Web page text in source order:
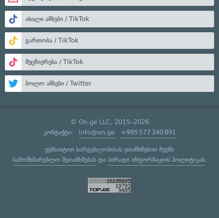
ახალი ამბები / TikTok
გართობა / TikTok
მეცნიერება / TikTok
ბოლო ამბები / Twitter
© On.ge LLC, 2015–2026
კონტაქტი: info@on.ge +995 577 340 891
ვებსაიტით სარგებლობისას ეთანხმებით ჩვენს
სამომხმარებლო შეთანხმებასდა პირადი ინფორმაციის პოლიტიკას.